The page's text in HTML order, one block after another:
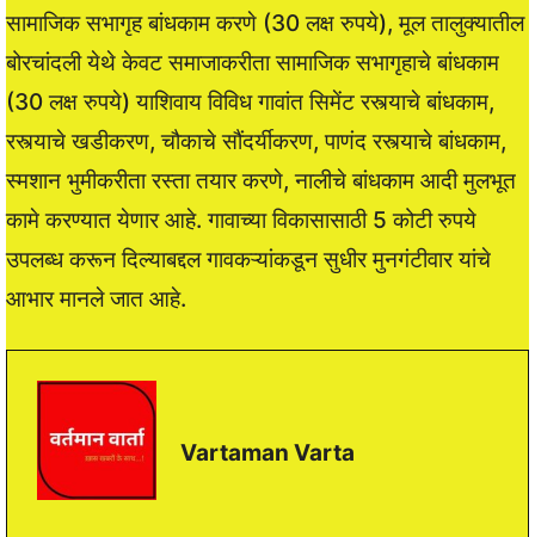
सामाजिक सभागृह बांधकाम करणे (30 लक्ष रुपये), मूल तालुक्यातील
बोरचांदली येथे केवट समाजाकरीता सामाजिक सभागृहाचे बांधकाम
(30 लक्ष रुपये) याशिवाय विविध गावांत सिमेंट रस्त्याचे बांधकाम,
रस्त्याचे खडीकरण, चौकाचे सौंदर्यीकरण, पाणंद रस्त्याचे बांधकाम,
स्मशान भुमीकरीता रस्ता तयार करणे, नालीचे बांधकाम आदी मुलभूत
कामे करण्यात येणार आहे. गावाच्या विकासासाठी 5 कोटी रुपये
उपलब्ध करून दिल्याबद्दल गावकऱ्यांकडून सुधीर मुनगंटीवार यांचे
आभार मानले जात आहे.
Vartaman Varta